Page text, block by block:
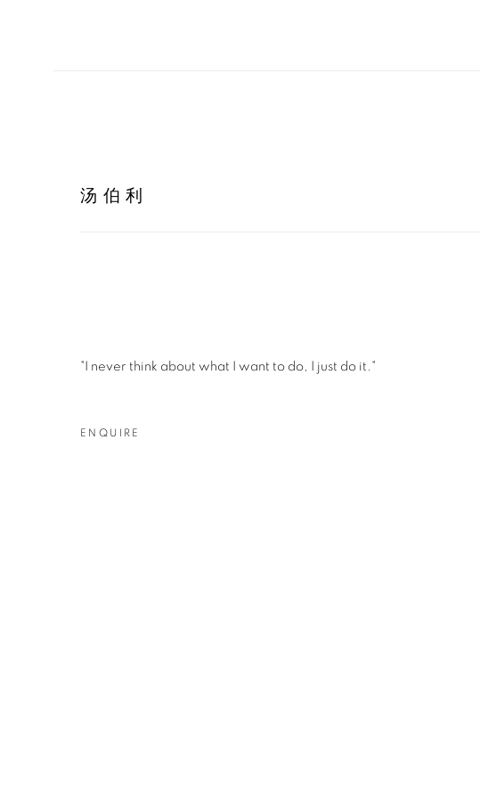
汤伯利
"I never think about what I want to do, I just do it."
ENQUIRE